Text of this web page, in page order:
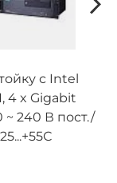
с Intel
4 x Gigabit
~ 240 В пост./